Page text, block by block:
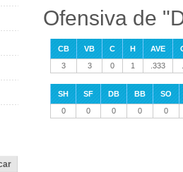
Ofensiva de
CB VB C H AVE
3
3 0 1 .333
SH SF DB BB
SO
0
0 0 0 0